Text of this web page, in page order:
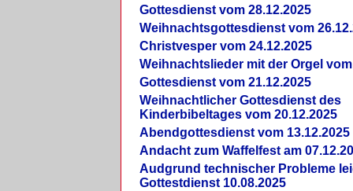
Gottesdienst vom 28.12.2025
Weihnachtsgottesdienst vom
Christvesper vom 24.12.2025
Weihnachtslieder mit der Orgel vom
Gottesdienst vom 21.12.2025
Weihnachtlicher Gottesdienst des
Kinderbibeltages vom 20.12.2025
Abendgottesdienst vom 13.12.2025
Andacht zum Waffelfest am
Audgrund technischer Probleme
Gottestdienst 10.08.2025